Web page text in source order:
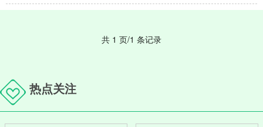
共 1 页/1 条记录
热点关注